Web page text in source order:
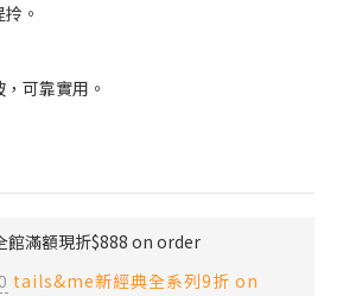
。
可靠實用。
館滿額現折$888 on order
tails&me新經典全系列9折 on